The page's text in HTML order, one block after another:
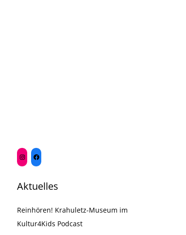
Aktuelles
Reinhören! Krahuletz-Museum im
Kultur4Kids Podcast